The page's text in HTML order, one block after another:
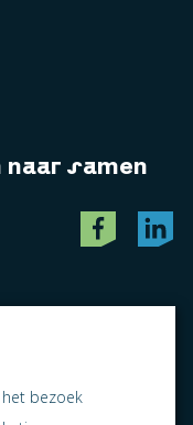
naar samen
bezoek